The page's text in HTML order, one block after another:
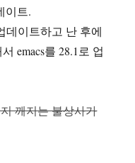
이트.
데이트하고 난 후에
emacs를 28.1로 업
깨지는 불상사가